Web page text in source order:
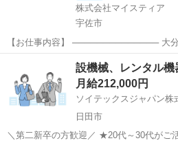
株式会社マイスティア
宇佐市
【お仕事内容】 ────────────── 大分
担当し、社員のサポートから営業戦略の
いたします。 裁量を持って働けるポジシ
ることができるやりがいの...
宇佐市 営業
設機械、レンタル
月給212,000円
ソイテックスジャパン株
日田市
＼第二新卒の方歓迎／ ★20代～30代がご活躍さ